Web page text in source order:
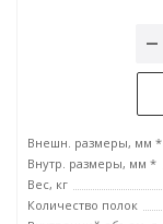
Внешн. размеры, мм *
Внутр. размеры, мм *
Вес, кг
Количество полок